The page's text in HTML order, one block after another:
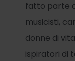
fatto parte
musicisti,
donne di
ispiratori di